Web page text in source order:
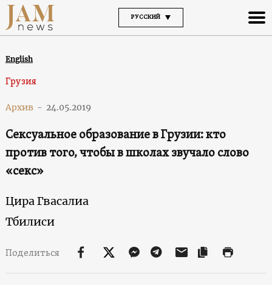
РУССКИЙ
English
Грузия
Архив - 24.05.2019
Сексуальное образование в Грузии: кто
против того, чтобы в школах звучало слово
«секс»
Цира Гвасалиа
Тбилиси
Поделиться